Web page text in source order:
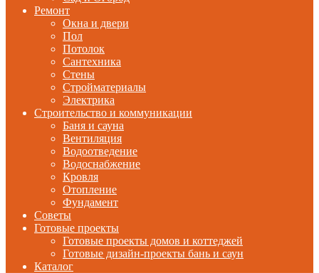
Ремонт
Окна и двери
Пол
Потолок
Сантехника
Стены
Стройматериалы
Электрика
Строительство и коммуникации
Баня и сауна
Вентиляция
Водоотведение
Водоснабжение
Кровля
Отопление
Фундамент
Советы
Готовые проекты
Готовые проекты домов и коттеджей
Готовые дизайн-проекты бань и саун
Каталог